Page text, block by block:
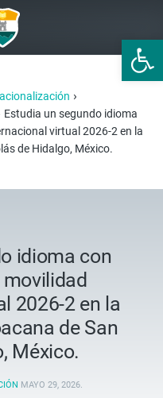
Abrir
›
Estudia un segundo idioma
virtual 2026-2 en la
de Hidalgo, México.
idioma con
2026-2 en la
de San
México.
MAYO 29, 2026.